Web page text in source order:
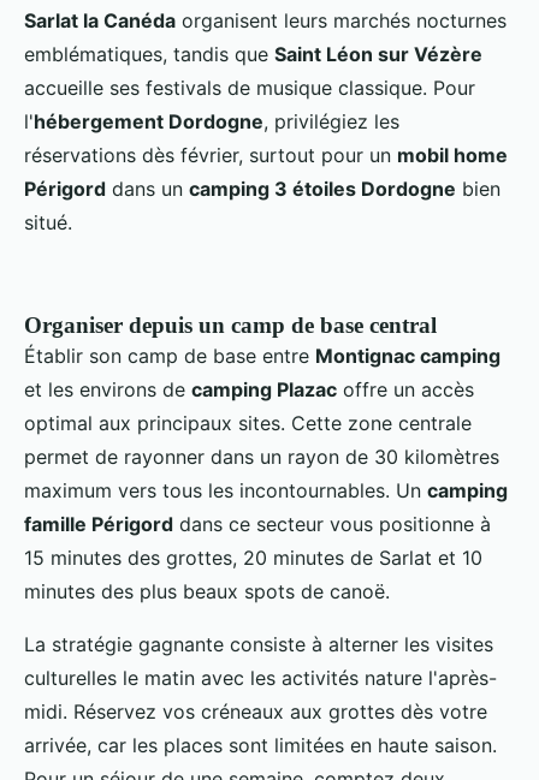
Sarlat la Canéda organisent leurs marchés nocturnes
emblématiques, tandis que Saint Léon sur Vézère
accueille ses festivals de musique classique. Pour
l'hébergement Dordogne, privilégiez les
réservations dès février, surtout pour un mobil home
Périgord dans un camping 3 étoiles Dordogne bien
situé.
Organiser depuis un camp de base central
Établir son camp de base entre Montignac camping
et les environs de camping Plazac offre un accès
optimal aux principaux sites. Cette zone centrale
permet de rayonner dans un rayon de 30 kilomètres
maximum vers tous les incontournables. Un camping
famille Périgord dans ce secteur vous positionne à
15 minutes des grottes, 20 minutes de Sarlat et 10
minutes des plus beaux spots de canoë.
La stratégie gagnante consiste à alterner les visites
culturelles le matin avec les activités nature l'après-
midi. Réservez vos créneaux aux grottes dès votre
arrivée, car les places sont limitées en haute saison.